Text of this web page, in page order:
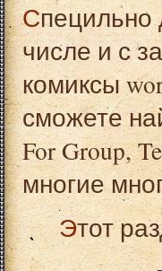
Специльно для вас, с просторов интеренета (в том
числе и с
комиксы
сможете
For Group,
многие
Этот